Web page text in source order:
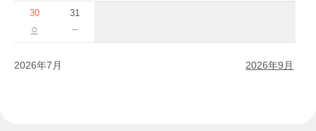
30
○
31
－
2026年7月 2026年9月